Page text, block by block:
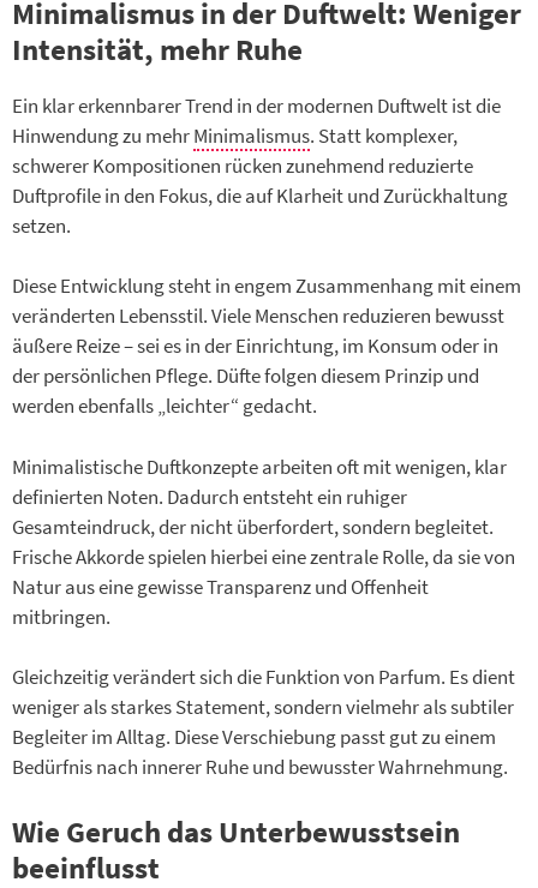
Minimalismus in der Duftwelt: Weniger
Intensität, mehr Ruhe
Ein klar erkennbarer Trend in der modernen Duftwelt ist die
Hinwendung zu mehrMinimalismus. Statt komplexer,
schwerer Kompositionen rücken zunehmend reduzierte
Duftprofile in den Fokus, die auf Klarheit und Zurückhaltung
setzen.
Diese Entwicklung steht in engem Zusammenhang mit einem
veränderten Lebensstil. Viele Menschen reduzieren bewusst
äußere Reize – sei es in der Einrichtung, im Konsum oder in
der persönlichen Pflege. Düfte folgen diesem Prinzip und
werden ebenfalls „leichter“ gedacht.
Minimalistische Duftkonzepte arbeiten oft mit wenigen, klar
definierten Noten. Dadurch entsteht ein ruhiger
Gesamteindruck, der nicht überfordert, sondern begleitet.
Frische Akkorde spielen hierbei eine zentrale Rolle, da sie von
Natur aus eine gewisse Transparenz und Offenheit
mitbringen.
Gleichzeitig verändert sich die Funktion von Parfum. Es dient
weniger als starkes Statement, sondern vielmehr als subtiler
Begleiter im Alltag. Diese Verschiebung passt gut zu einem
Bedürfnis nach innerer Ruhe und bewusster Wahrnehmung.
Wie Geruch das Unterbewusstsein
beeinflusst